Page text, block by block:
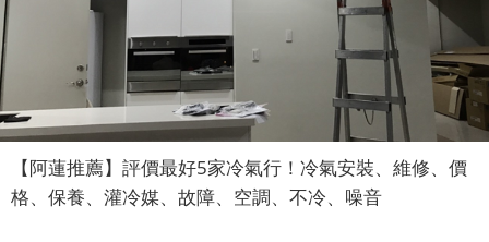
【阿蓮推薦】評價最好5家冷氣行！冷氣安裝、維修、價
格、保養、灌冷媒、故障、空調、不冷、噪音